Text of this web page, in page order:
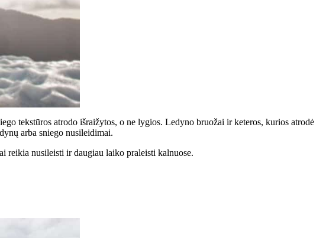
tekstūros atrodo išraižytos, o ne lygios. Ledyno bruožai ir keteros, kurios atrodė
arba sniego nusileidimai.
reikia nusileisti ir daugiau laiko praleisti kalnuose.